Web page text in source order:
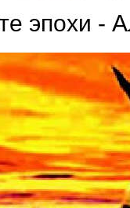
эпохи -